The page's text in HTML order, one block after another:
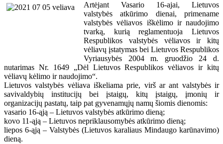
Artėjant Vasario 16-ajai, Lietuvos
valstybės atkūrimo dienai, primename
valstybės vėliavos iškėlimo ir naudojimo
tvarką, kurią reglamentuoja Lietuvos
Respublikos valstybės vėliavos ir kitų
vėliavų įstatymas bei Lietuvos Respublikos
Vyriausybės 2004 m. gruodžio 24 d.
nutarimas Nr. 1649 „Dėl Lietuvos Respublikos vėliavos ir kitų
vėliavų kėlimo ir naudojimo“.
Lietuvos valstybės vėliava iškeliama prie, virš ar ant valstybės ir
savivaldybių institucijų bei įstaigų, kitų įstaigų, įmonių ir
organizacijų pastatų, taip pat gyvenamųjų namų šiomis dienomis:
vasario 16-ąją – Lietuvos valstybės atkūrimo dieną;
kovo 11-ąją – Lietuvos nepriklausomybės atkūrimo dieną;
liepos 6-ąją – Valstybės (Lietuvos karaliaus Mindaugo karūnavimo)
dieną.